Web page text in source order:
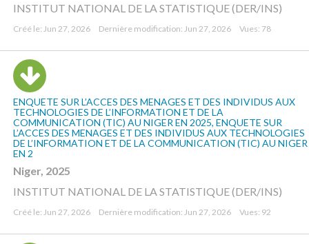
INSTITUT NATIONAL DE LA STATISTIQUE (DER/INS)
Créé le: Jun 27, 2026 Dernière modification: Jun 27, 2026 Vues: 78
ENQUETE SUR L’ACCES DES MENAGES ET DES INDIVIDUS AUX
TECHNOLOGIES DE L’INFORMATION ET DE LA
COMMUNICATION (TIC) AU NIGER EN 2025, ENQUETE SUR
L’ACCES DES MENAGES ET DES INDIVIDUS AUX TECHNOLOGIES
DE L’INFORMATION ET DE LA COMMUNICATION (TIC) AU NIGER
EN 2
Niger, 2025
INSTITUT NATIONAL DE LA STATISTIQUE (DER/INS)
Créé le: Jun 27, 2026 Dernière modification: Jun 27, 2026 Vues: 92